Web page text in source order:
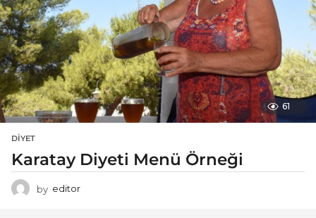
61
DIYET
Karatay Diyeti Menü Örneği
by editor